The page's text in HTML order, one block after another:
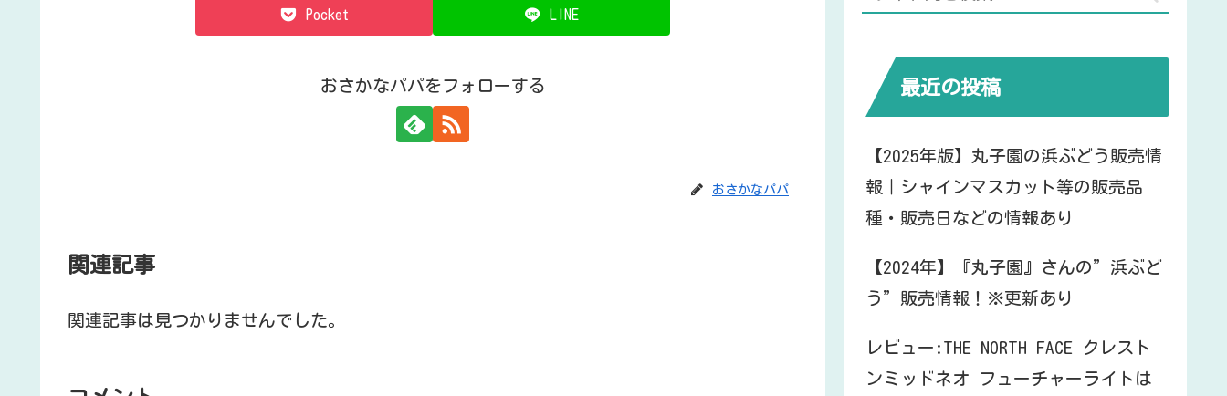
Pocket LINE
おさかなパパをフォローする
おさかなパパ
関連記事
関連記事は見つかりませんでした。
最近の投稿
【2025年版】丸子園の浜ぶどう販売情
報｜シャインマスカット等の販売品
種・販売日などの情報あり
【2024年】『丸子園』さんの”浜ぶど
う”販売情報！※更新あり
レビュー:THE NORTH FACE クレスト
ンミッドネオ フューチャーライトは